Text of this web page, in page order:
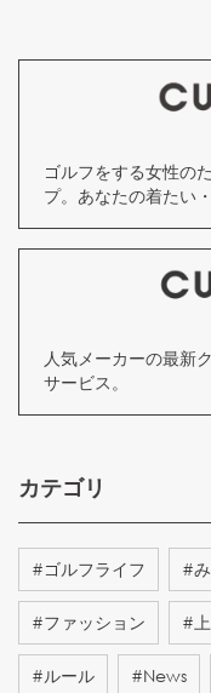
ゴルフをする女性の
プ。あなたの着たい
人気メーカーの最新
サービス。
カテゴリ
#ゴルフライフ #
#ファッション #
#ルール #News